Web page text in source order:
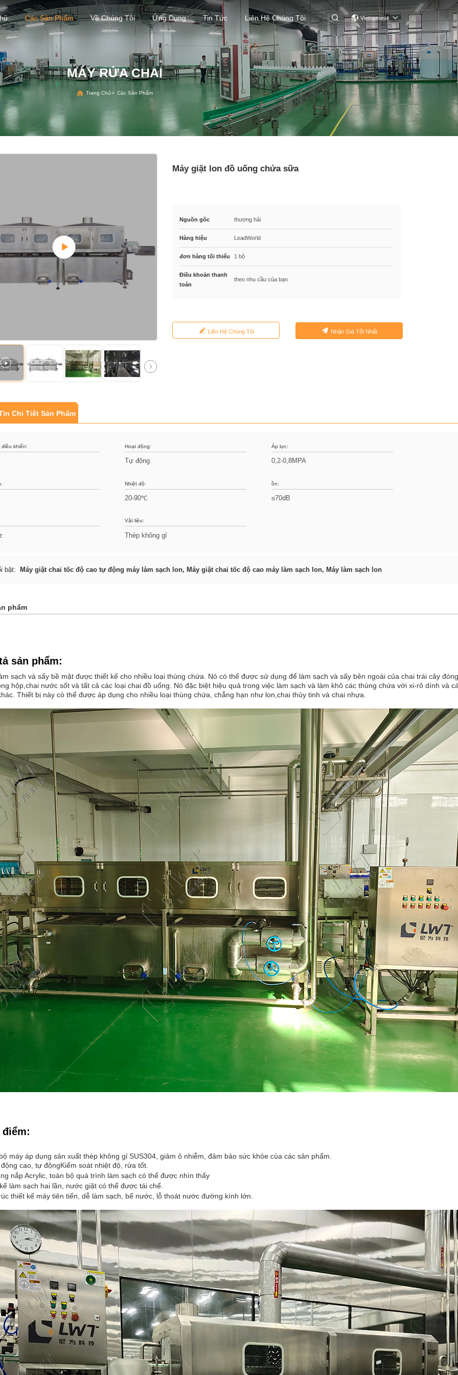
Các Sản Phẩm Về Chúng Tôi Ứng Dụng Tin Tức Liên Hệ Chúng Tôi  Vietnamese
MÁY RỬA CHAI
Trang Chủ> Các Sản Phẩm
Máy giặt lon đồ uống chứa sữa
Nguồn gốc thượng hải
Hàng hiệu LeadWorld
đơn hàng tối thiểu 1 bộ
Điều khoản thanh
toán
theo nhu cầu của bạn
Liên Hệ Chúng Tôi Nhận Giá Tốt Nhất
Chi Tiết Sản Phẩm
điều khiển: Hoạt động:
Tự động
Áp lực:
0,2-0,8MPA
Nhiệt độ:
20-90℃
ồn:
≤70dB
Vật liệu:
Thép không gỉ
bật: Máy giặt chai tốc độ cao tự động máy làm sạch lon, Máy giặt chai tốc độ cao máy làm sạch lon, Máy làm sạch lon
phẩm
sản phẩm:
sạch và sấy bề mặt được thiết kế cho nhiều loại thùng chứa. Nó có thể được sử dụng để làm sạch và sấy bên ngoài của chai trái cây
hộp,chai nước sốt và tất cả các loại chai đồ uống. Nó đặc biệt hiệu quả trong việc làm sạch và làm khô các thùng chứa với xi-rô dính và
Thiết bị này có thể được áp dụng cho nhiều loại thùng chứa, chẳng hạn như lon,chai thủy tinh và chai nhựa.
máy áp dụng sản xuất thép không gỉ SUS304, giảm ô nhiễm, đảm bảo sức khỏe của các sản phẩm.
cao, tự độngKiểm soát nhiệt độ, rửa tốt.
nắp Acrylic, toàn bộ quá trình làm sạch có thể được nhìn thấy
làm sạch hai lần, nước giặt có thể được tái chế.
thiết kế máy tiên tiến, dễ làm sạch, bể nước, lỗ thoát nước đường kính lớn.